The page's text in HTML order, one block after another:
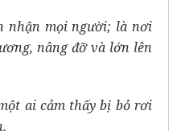
nhận mọi người; là nơi
nâng đỡ và lớn lên
ai cảm thấy bị bỏ rơi